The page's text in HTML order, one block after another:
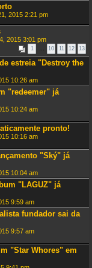
2015 2:21 pm
2015 3:01 pm
1 … 10 11 12 13
estreia "Destroy the
10:26 am
"redeemer" já
10:24 am
pronto!
10:16 am
"Ský" já
10:04 am
"LAGUZ" já
9:59 am
fundador sai da
9:57 am
"Star Whores" em